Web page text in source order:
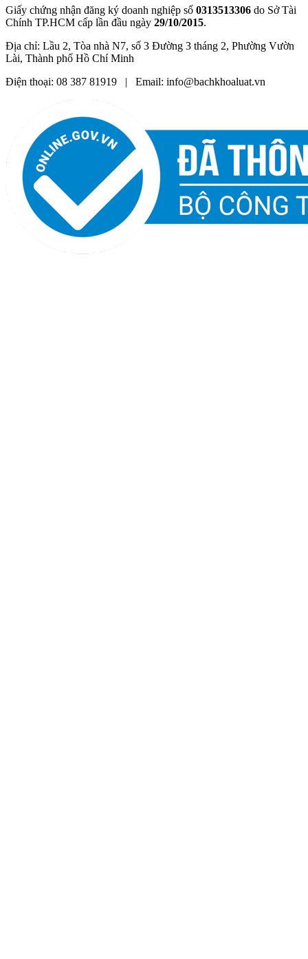
Giấy chứng nhận đăng ký doanh nghiệp số 0313513306 do Sở Tài
Chính TP.HCM cấp lần đầu ngày 29/10/2015.
Địa chỉ: Lầu 2, Tòa nhà N7, số 3 Đường 3 tháng 2, Phường Vườn
Lài, Thành phố Hồ Chí Minh
Điện thoại: 08 387 81919 | Email: info@bachkhoaluat.vn